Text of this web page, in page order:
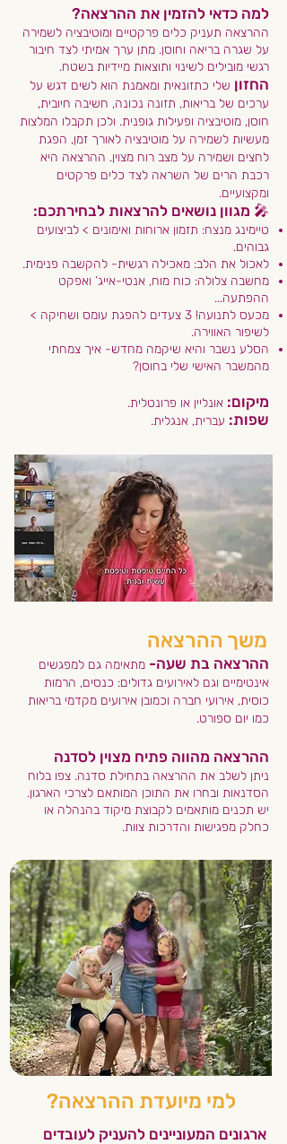
למה כדאי להזמין את ההרצאה?
ההרצאה תעניק כלים פרקטיים ומוטיבציה לשמירה
על שגרה בריאה וחוסן. מתן ערך אמיתי לצד חיבור
רגשי מובילים לשינוי ותוצאות מיידיות בשטח.
החזון שלי כתזונאית ומאמנת הוא לשים דגש על
ערכים של בריאות, תזונה נכונה, חשיבה חיובית,
חוסן, מוטיבציה ופעילות גופנית. ולכן תקבלו המלצות
מעשיות לשמירה על מוטיבציה לאורך זמן, הפגת
לחצים ושמירה על מצב רוח מצוין. ההרצאה היא
רכבת הרים של השראה לצד כלים פרקטים
ומקצועיים.​
🎤 מגוון נושאים להרצאות לבחירתכם:
טיימינג מנצח: תזמון ארוחות ואימונים > לביצועים
גבוהים.
לאכול את הלב: מאכילה רגשית- להקשבה פנימית.
מחשבה צלולה: כוח מוח, אנטי-אייג’ ואפקט
ההפתעה...
מכעס לתנועה! 3 צעדים להפגת עומס ושחיקה >
לשיפור האווירה.
הסלע נשבר והיא שיקמה מחדש- איך צמחתי
מהמשבר האישי שלי בחוסן?
מיקום: אונליין או פרונטלית.
שפות: עברית, אנגלית.​
משך ההרצאה
ההרצאה בת שעה- מתאימה גם למפגשים
אינטימיים וגם לאירועים גדולים: כנסים, הרמות
כוסית, אירועי חברה וכמובן אירועים מקדמי בריאות
כמו יום ספורט.
ההרצאה מהווה פתיח מצוין לסדנה
ניתן לשלב את ההרצאה בתחילת סדנה. צפו בלוח
הסדנאות ובחרו את התוכן המותאם לצרכי הארגון.
יש תכנים מותאמים לקבוצת מיקוד בהנהלה או
כחלק מפגישות והדרכות צוות.
למי מיועדת ההרצאה?
ארגונים המעוניינים להעניק לעובדים